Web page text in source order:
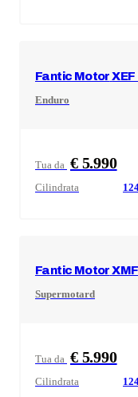
Fantic Motor
Enduro
Tua da € 5.990
Cilindrata
Fantic Motor
Supermotard
Tua da € 5.990
Cilindrata